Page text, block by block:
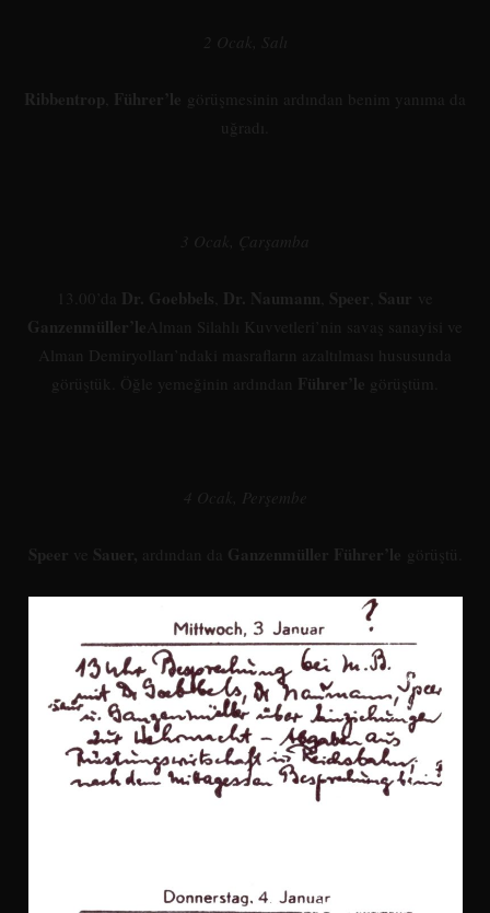
2 Ocak, Salı
Ribbentrop Führer’le görüşmesinin ardından benim yanıma da
uğradı.
3 Ocak, Çarşamba
13.00’da Dr. Goebbels Dr. Naumann Speer Saur ve
Ganzenmüller’le Alman Silahlı Kuvvetleri’nin savaş sanayisi ve
Alman Demiryolları’ndaki masrafların azaltılması hususunda
görüştük. Öğle yemeğinin ardından Führer’le görüştüm.
4 Ocak, Perşembe
Speer ve Sauer, ardından da Ganzenmüller Führer’le görüştü.